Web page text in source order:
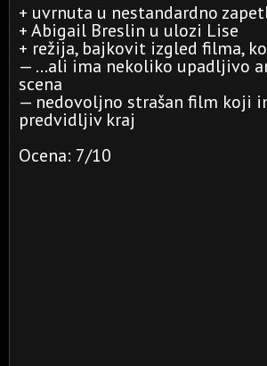
+ uvrnuta u nestandardno
+ Abigail Breslin u ulozi Lise
+ režija, bajkovit izgled filma,
— ...ali ima nekoliko upadljivo
scena
— nedovoljno strašan film koji
predvidljiv kraj
Ocena: 7/10